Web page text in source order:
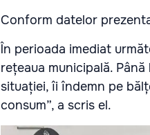
Conform datelor
În perioada imediat
rețeaua municipală.
situației, îi îndemn pe
consum”, a scris el.